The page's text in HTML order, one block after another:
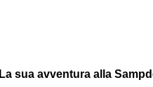
La sua avventura alla